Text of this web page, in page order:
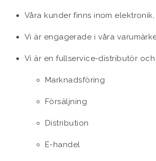
Våra kunder finns inom
Vi är engagerade i våra
Vi är en fullservice-distributör
Marknadsföring
Försäljning
Distribution
E-handel